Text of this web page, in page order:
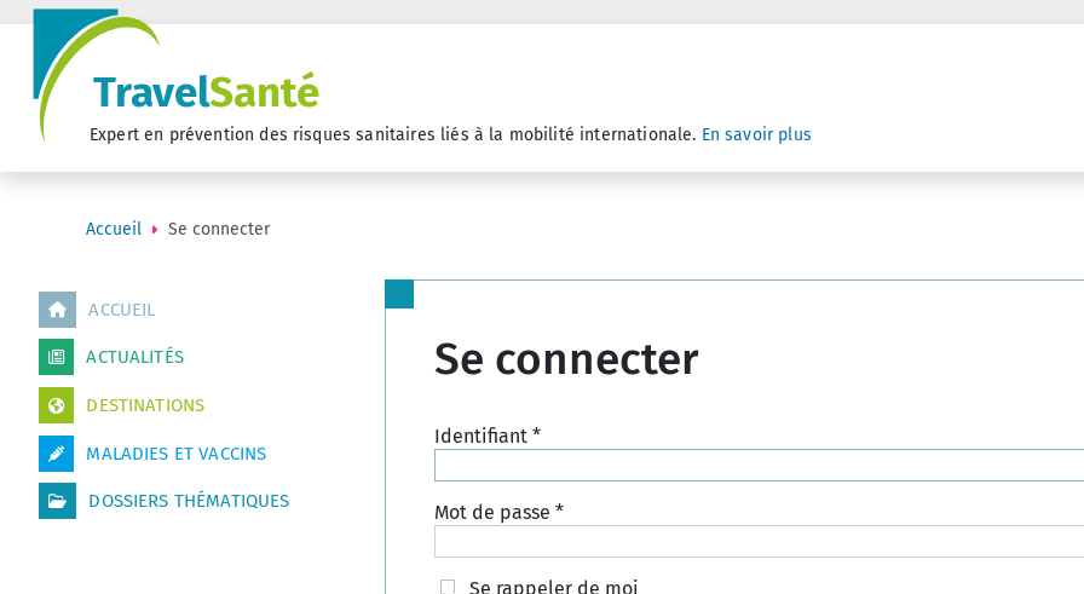
TravelSanté
Expert en prévention des risques sanitaires liés à la mobilité internationale. En savoir plus
Accueil Se connecter
ACCUEIL
ACTUALITÉS
DESTINATIONS
MALADIES ET VACCINS
DOSSIERS THÉMATIQUES
Se connecter
Identifiant *
Mot de passe *
Se rappeler de moi